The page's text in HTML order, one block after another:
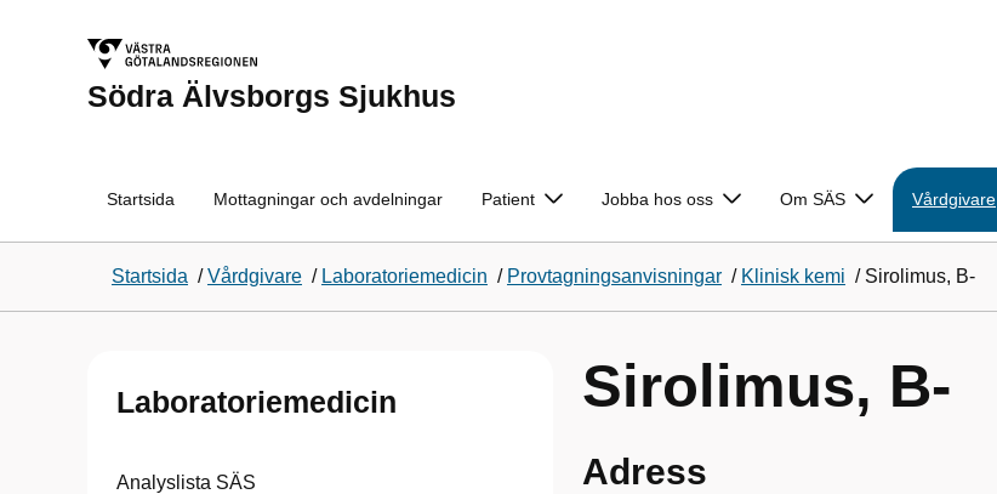
Södra Älvsborgs Sjukhus
Startsida Mottagningar och avdelningar Patient Jobba hos oss Om SÄS Vårdgivare
Startsida /Vårdgivare / Laboratoriemedicin / Provtagningsanvisningar / Klinisk kemi / Sirolimus, B-
Laboratoriemedicin
Analyslista SÄS
Sirolimus, B-
Adress